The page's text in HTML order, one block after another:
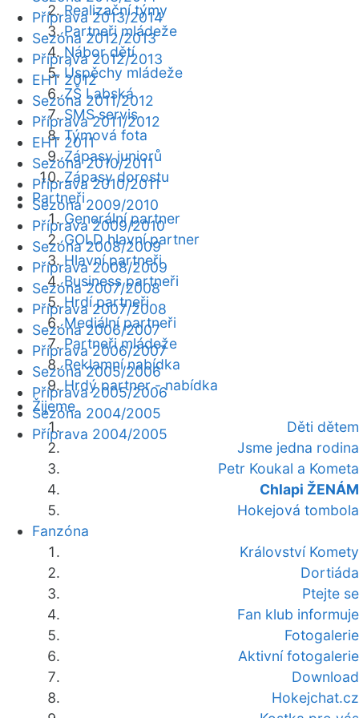
Realizační týmy
Partneři mládeže
Nábor dětí
Úspěchy mládeže
ZŠ Labská
SMS servis
Týmová fota
Zápasy juniorů
Zápasy dorostu
Partneři
Generální partner
GOLD hlavní partner
Hlavní partneři
Business partneři
Hrdí partneři
Mediální partneři
Partneři mládeže
Reklamní nabídka
Hrdý partner - nabídka
Žijeme
Děti dětem
Jsme jedna rodina
Petr Koukal a Kometa
Chlapi ŽENÁM
Hokejová tombola
Fanzóna
Království Komety
Dortiáda
Ptejte se
Fan klub informuje
Fotogalerie
Aktivní fotogalerie
Download
Hokejchat.cz
Příprava 2013/2014
Sezóna 2012/2013
Příprava 2012/2013
EHT 2012
Sezóna 2011/2012
Příprava 2011/2012
EHT 2011
Sezóna 2010/2011
Příprava 2010/2011
Sezóna 2009/2010
Příprava 2009/2010
Sezóna 2008/2009
Příprava 2008/2009
Sezóna 2007/2008
Příprava 2007/2008
Sezóna 2006/2007
Příprava 2006/2007
Sezóna 2005/2006
Příprava 2005/2006
Sezóna 2004/2005
Příprava 2004/2005